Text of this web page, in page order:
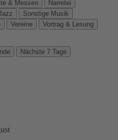
& Messen
Narretei
Sonstige Musik
Vereine
Vortrag & Lesung
Nächste 7 Tage